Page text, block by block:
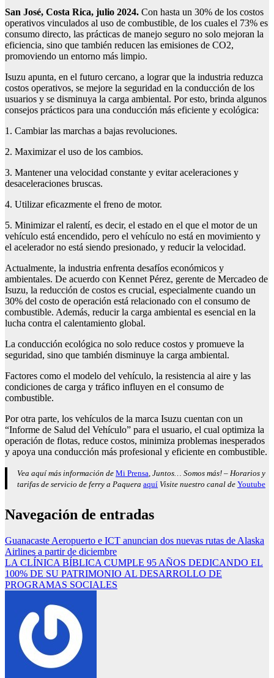
San José, Costa Rica, julio 2024. Con hasta un 30% de los costos
operativos vinculados al uso de combustible, de los cuales el 73% es
consumo directo, las prácticas de manejo seguro no solo mejoran la
eficiencia, sino que también reducen las emisiones de CO2,
promoviendo un entorno más limpio.
Isuzu apunta, en el futuro cercano, a lograr que la industria reduzca
costos operativos, se mejore la seguridad en la conducción de los
usuarios y se disminuya la carga ambiental. Por esto, brinda algunos
consejos prácticos para una conducción más eficiente y ecológica:
1. Cambiar las marchas a bajas revoluciones.
2. Maximizar el uso de los cambios.
3. Mantener una velocidad constante y evitar aceleraciones y
desaceleraciones bruscas.
4. Utilizar eficazmente el freno de motor.
5. Minimizar el ralentí, es decir, el estado en el que el motor de un
vehículo está encendido, pero el vehículo no está en movimiento y
el acelerador no está siendo presionado, y reducir la velocidad.
Actualmente, la industria enfrenta desafíos económicos y
ambientales. De acuerdo con Kennet Pérez, gerente de Mercadeo de
Isuzu, la reducción de costos es crucial, especialmente cuando un
30% del costo de operación está relacionado con el consumo de
combustible. Además, reducir la carga ambiental es esencial en la
lucha contra el calentamiento global.
La conducción ecológica no solo reduce costos y promueve la
seguridad, sino que también disminuye la carga ambiental.
Factores como el modelo del vehículo, la resistencia al aire y las
condiciones de carga y tráfico influyen en el consumo de
combustible.
Por otra parte, los vehículos de la marca Isuzu cuentan con un
“Informe de Salud del Vehículo” para el usuario, el cual optimiza la
operación de flotas, reduce costos, minimiza problemas inesperados
y apoya una conducción más profesional y eficiente en combustible.
Vea aquí más información de Mi Prensa, Juntos… Somos más! – Horarios y
tarifas de servicio de ferry a Paquera aquí Visite nuestro canal de Youtube
Navegación de entradas
Guanacaste Aeropuerto e ICT anuncian dos nuevas rutas de Alaska
Airlines a partir de diciembre
LA CLÍNICA BÍBLICA CUMPLE 95 AÑOS DEDICANDO EL
100% DE SU PATRIMONIO AL DESARROLLO DE
PROGRAMAS SOCIALES